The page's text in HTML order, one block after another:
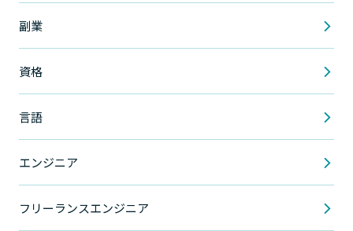
副業
資格
言語
エンジニア
フリーランスエンジニア